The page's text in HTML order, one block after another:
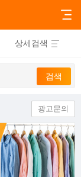
상세검색
광고문의